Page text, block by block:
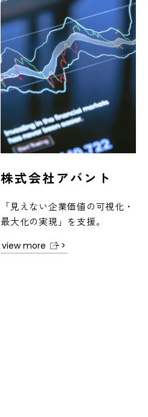
株式会社アバント
「見えない企業価値の可視化・
最大化の実現」を支援。
view more